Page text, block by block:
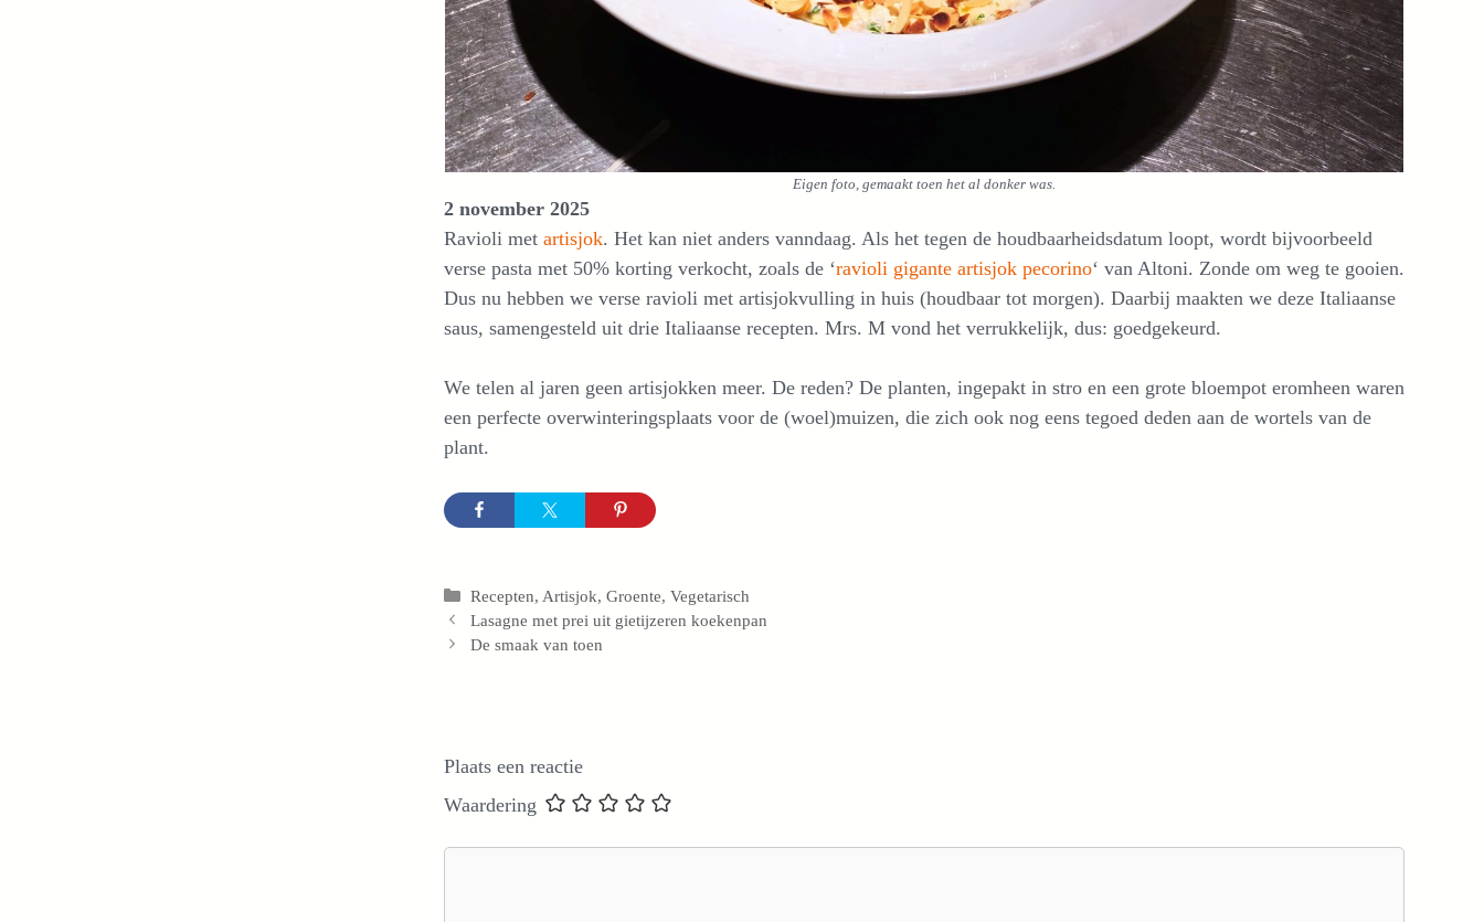
Eigen foto, gemaakt toen het al donker was.
2 november 2025
Ravioli met artisjok. Het kan niet anders vanndaag. Als het tegen de houdbaarheidsdatum loopt, wordt bijvoorbeeld
verse pasta met 50% korting verkocht, zoals de ‘ravioli gigante artisjok pecorino‘ van Altoni. Zonde om weg te gooien.
Dus nu hebben we verse ravioli met artisjokvulling in huis (houdbaar tot morgen). Daarbij maakten we deze Italiaanse
saus, samengesteld uit drie Italiaanse recepten. Mrs. M vond het verrukkelijk, dus: goedgekeurd.
We telen al jaren geen artisjokken meer. De reden? De planten, ingepakt in stro en een grote bloempot eromheen waren
een perfecte overwinteringsplaats voor de (woel)muizen, die zich ook nog eens tegoed deden aan de wortels van de
plant.
Categorieën
Recepten, Artisjok,Groente,Vegetarisch
Lasagne met prei uit gietijzeren koekenpan
De smaak van toen
Plaats een reactie
Waardering